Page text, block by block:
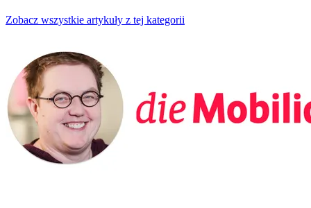
Zobacz wszystkie artykuły z tej kategorii